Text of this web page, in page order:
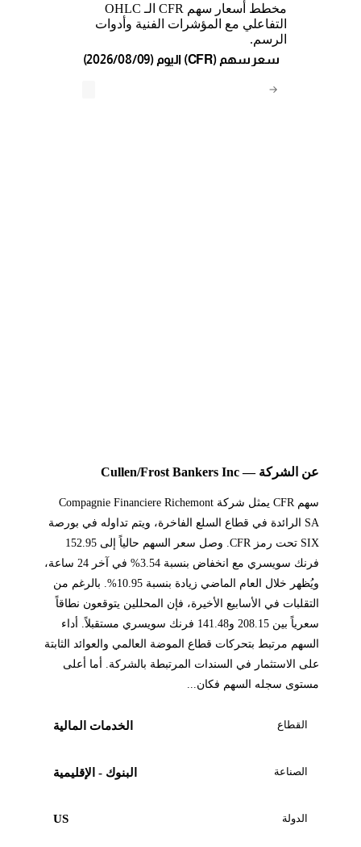
مخطط أسعار سهم CFR الـ OHLC
التفاعلي مع المؤشرات الفنية وأدوات
الرسم.
→
(2026/08/09) اليوم (CFR) سعر سهم
عن الشركة — Cullen/Frost Bankers Inc
سهم CFR يمثل شركة Compagnie Financiere Richemont
SA الرائدة في قطاع السلع الفاخرة، ويتم تداوله في بورصة
SIX تحت رمز CFR. وصل سعر السهم حالياً إلى 152.95
فرنك سويسري مع انخفاض بنسبة 3.54% في آخر 24 ساعة،
ويُظهر خلال العام الماضي زيادة بنسبة 10.95%. بالرغم من
التقلبات في الأسابيع الأخيرة، فإن المحللين يتوقعون نطاقاً
سعرياً بين 208.15 و141.48 فرنك سويسري مستقبلاً. أداء
السهم مرتبط بتحركات قطاع الموضة العالمي والعوائد الثابتة
على الاستثمار في السندات المرتبطة بالشركة. أما أعلى
مستوى سجله السهم فكان...
القطاع الخدمات المالية
الصناعة البنوك - الإقليمية
الدولة US